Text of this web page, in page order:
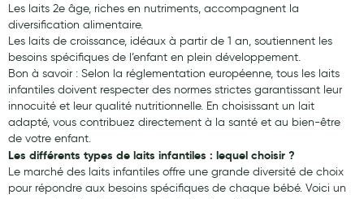
Les laits 2e âge, riches en nutriments, accompagnent la
diversification alimentaire.
Les laits de croissance, idéaux à partir de 1 an, soutiennent les
besoins spécifiques de l’enfant en plein développement.
Bon à savoir : Selon la réglementation européenne, tous les laits
infantiles doivent respecter des normes strictes garantissant leur
innocuité et leur qualité nutritionnelle. En choisissant un lait
adapté, vous contribuez directement à la santé et au bien-être
de votre enfant.
Les différents types de laits infantiles : lequel choisir ?
Le marché des laits infantiles offre une grande diversité de choix
pour répondre aux besoins spécifiques de chaque bébé. Voici un